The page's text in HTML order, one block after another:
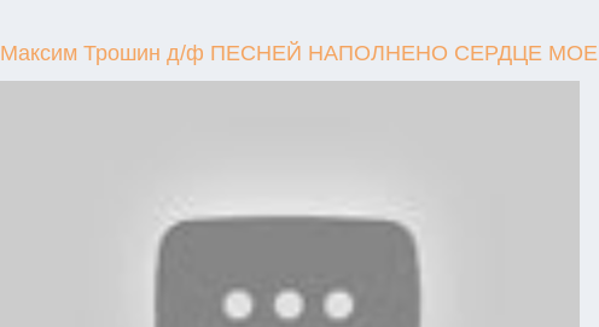
Максим Трошин д/ф ПЕСНЕЙ НАПОЛНЕНО СЕРДЦЕ МОЕ